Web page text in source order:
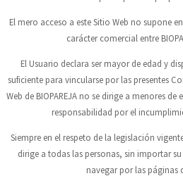
El mero acceso a este Sitio Web no supone
carácter comercial entre
El Usuario declara ser mayor de edad y
suficiente para vincularse por las presentes
Web de BIOPAREJA no se dirige a menores de
responsabilidad por el
Siempre en el respeto de la legislación
dirige a todas las personas, sin importar
navegar por las páginas